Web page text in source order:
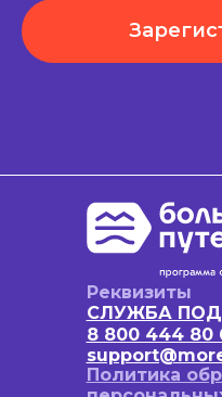
Реквизиты
СЛУЖБА
8 800 444 80
Политика